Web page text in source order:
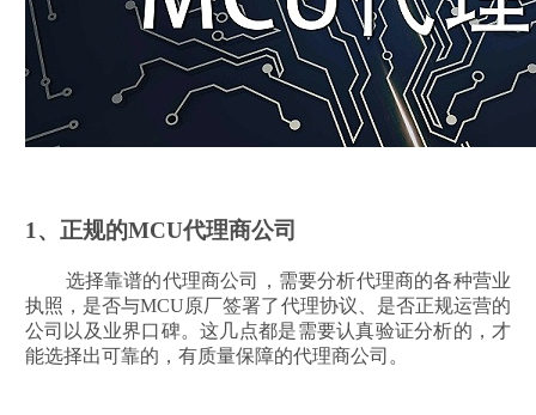
1、正规的MCU代理商公司
选择靠谱的代理商公司，需要分析代理商的各种营业
执照，是否与MCU原厂签署了代理协议、是否正规运营的
公司以及业界口碑。这几点都是需要认真验证分析的，才
能选择出可靠的，有质量保障的代理商公司。